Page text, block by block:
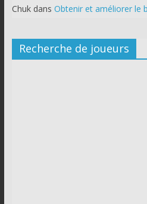
Chukdans Obtenir et améliorer le
Recherche de joueurs